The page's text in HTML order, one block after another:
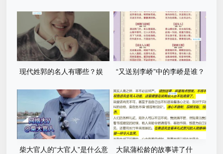
么？
现代姓郭的名人有哪些？娱
“又送别李峤”中的李峤是谁？
柴大官人的“大官人”是什么意 大鼠蒲松龄的故事讲了什